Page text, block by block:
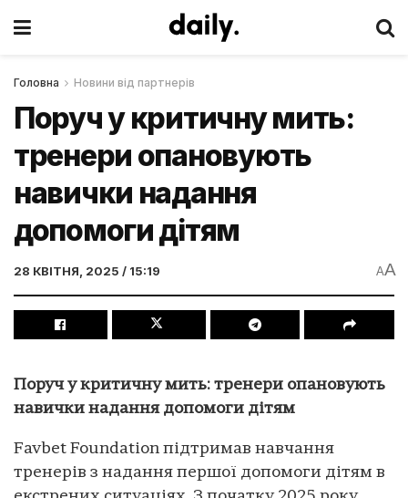
Головна Новини від партнерів
Поруч у критичну мить:
тренери опановують
навички надання
допомоги дітям
28 КВІТНЯ, 2025 / 15:19 AA
Поруч у критичну мить: тренери опановують
навички надання допомоги дітям
Favbet Foundation підтримав навчання
тренерів з надання першої допомоги дітям в